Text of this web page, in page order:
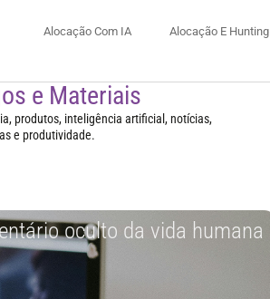
Alocação Com IA Alocação E Hunting
e Materiais
produtos, inteligência artificial, notícias,
e produtividade.
oculto da vida humana